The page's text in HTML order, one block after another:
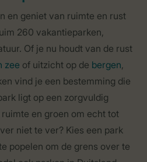
en geniet van ruimte en rust
260 vakantieparken,
Of je nu houdt van de rust
zee of uitzicht op de bergen,
vind je een bestemming die
ligt op een zorgvuldig
en groen om echt tot
niet te ver? Kies een park
popelen om de grens over te